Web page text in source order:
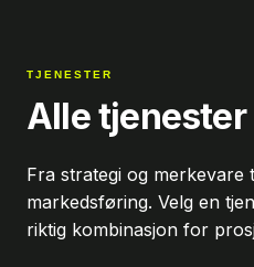
TJENESTER
Alle
Fra strategi og merkevare
markedsføring. Velg en
riktig kombinasjon for